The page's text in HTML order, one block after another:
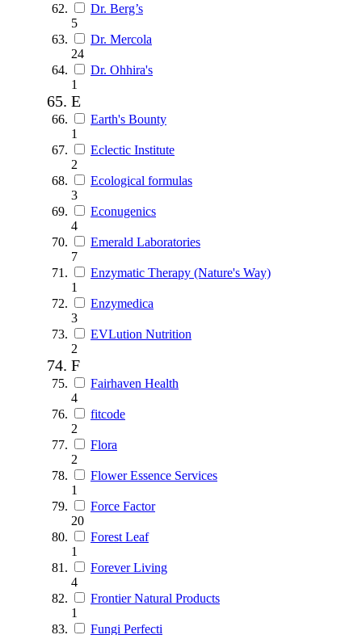
Dr. Berg’s
5
Dr. Mercola
24
Dr. Ohhira's
1
E
Earth's Bounty
1
Eclectic Institute
2
Ecological formulas
3
Econugenics
4
Emerald Laboratories
7
Enzymatic Therapy (Nature's Way)
1
Enzymedica
3
EVLution Nutrition
2
F
Fairhaven Health
4
fitcode
2
Flora
2
Flower Essence Services
1
Force Factor
20
Forest Leaf
1
Forever Living
4
Frontier Natural Products
1
Fungi Perfecti